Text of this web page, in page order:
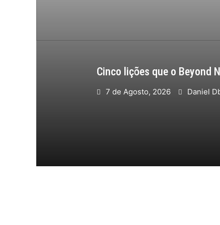
Cinco lições que o Beyond
7 de Agosto, 2026 Daniel